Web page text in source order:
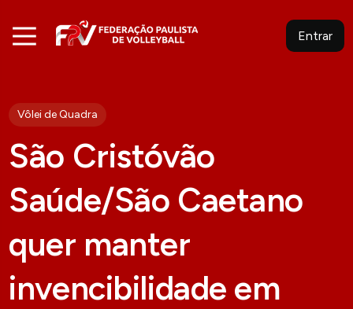
Entrar
Vôlei de Quadra
São Cristóvão
Saúde/São Caetano
quer manter
invencibilidade em